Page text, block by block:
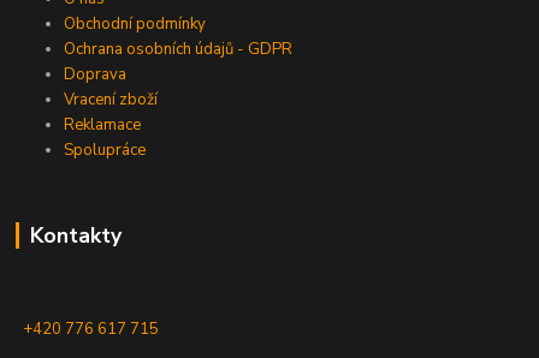
Obchodní podmínky
Ochrana osobních údajů - GDPR
Doprava
Vracení zboží
Reklamace
Spolupráce
Kontakty
+420 776 617 715